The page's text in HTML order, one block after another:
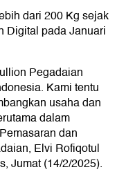
dari 200 Kg sejak
Digital pada Januari
Pegadaian
Kami tentu
usaha dan
dalam
dan
Elvi Rofiqotul
Jumat (14/2/2025).